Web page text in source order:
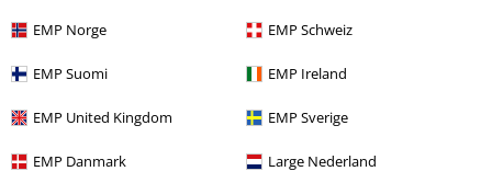
EMP Norge EMP Schweiz
EMP Suomi EMP Ireland
EMP United Kingdom EMP Sverige
EMP Danmark Large Nederland
Concursos
Cheques Regalo
Descuento para estudiantes
EMP Backstage Club